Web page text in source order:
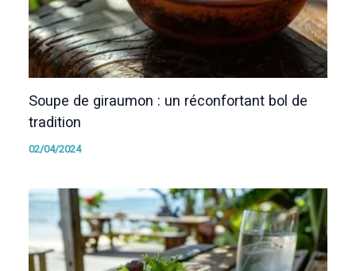
Soupe de giraumon : un réconfortant bol de
tradition
02/04/2024